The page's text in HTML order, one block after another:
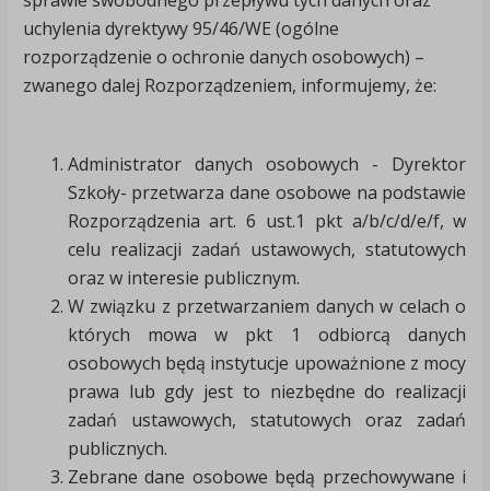
uchylenia dyrektywy 95/46/WE (ogólne
rozporządzenie o ochronie danych osobowych) –
zwanego dalej Rozporządzeniem, informujemy, że:
Administrator danych osobowych - Dyrektor
Szkoły- przetwarza dane osobowe na podstawie
Rozporządzenia art. 6 ust.1 pkt a/b/c/d/e/f, w
celu realizacji zadań ustawowych, statutowych
oraz w interesie publicznym.
W związku z przetwarzaniem danych w celach o
których mowa w pkt 1 odbiorcą danych
osobowych będą instytucje upoważnione z mocy
prawa lub gdy jest to niezbędne do realizacji
zadań ustawowych, statutowych oraz zadań
publicznych.
Zebrane dane osobowe będą przechowywane i